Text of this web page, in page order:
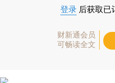
登录 后获取已
财新通会员
可畅读全文